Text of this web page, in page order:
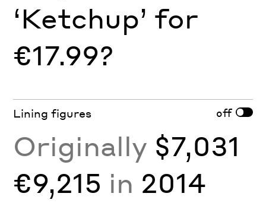
‘Ketchup’ for
€17.99?
Lining figures off
Originally $7,031
€9,215 in 2014